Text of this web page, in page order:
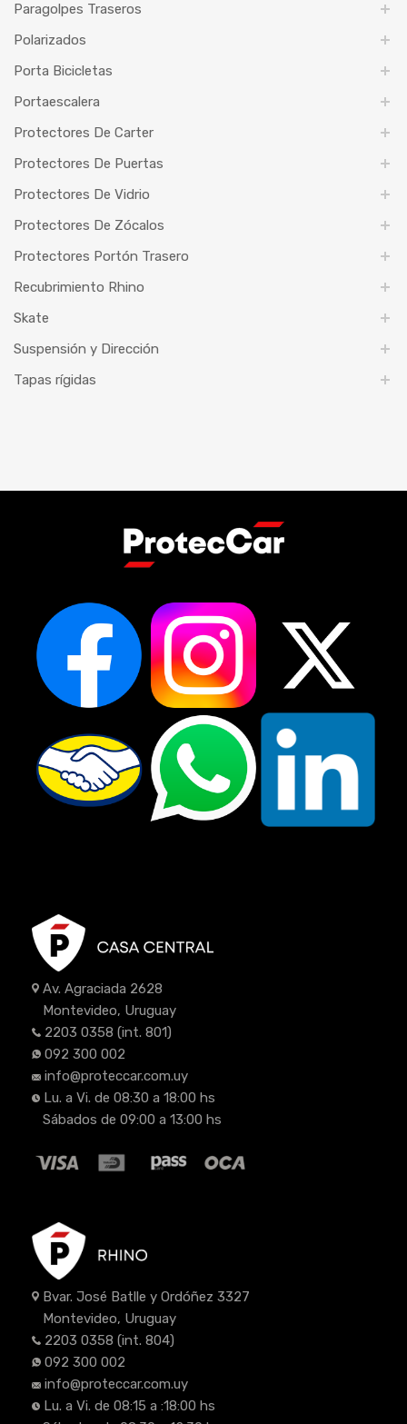
Paragolpes Traseros
Polarizados
Porta Bicicletas
Portaescalera
Protectores De Carter
Protectores De Puertas
Protectores De Vidrio
Protectores De Zócalos
Protectores Portón Trasero
Recubrimiento Rhino
Skate
Suspensión y Dirección
Tapas rígidas
Av. Agraciada 2628
Montevideo, Uruguay
2203 0358 (int. 801)
092 300 002
info@proteccar.com.uy
Lu. a Vi. de 08:30 a 18:00 hs
Sábados de 09:00 a 13:00 hs
Bvar. José Batlle y Ordóñez 3327
Montevideo, Uruguay
2203 0358 (int. 804)
092 300 002
info@proteccar.com.uy
Lu. a Vi. de 08:15 a :18:00 hs